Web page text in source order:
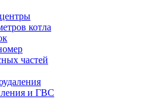
котла
частей
и ГВС